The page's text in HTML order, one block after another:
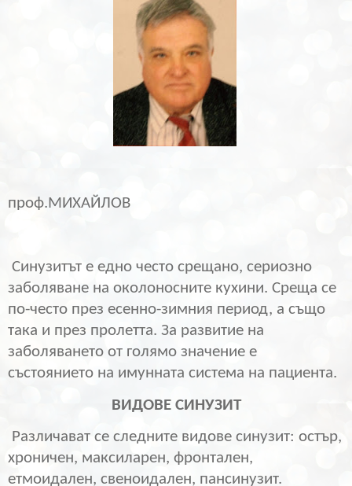
проф.МИХАЙЛОВ
Синузитът е едно често срещано, сериозно
заболяване на околоносните кухини. Среща се
по-често през есенно-зимния период, а също
така и през пролетта. За развитие на
заболяването от голямо значение е
състоянието на имунната система на пациента.
ВИДОВЕ СИНУЗИТ
Различават се следните видове синузит: остър,
хроничен, максиларен, фронтален,
етмоидален, свеноидален, пансинузит.